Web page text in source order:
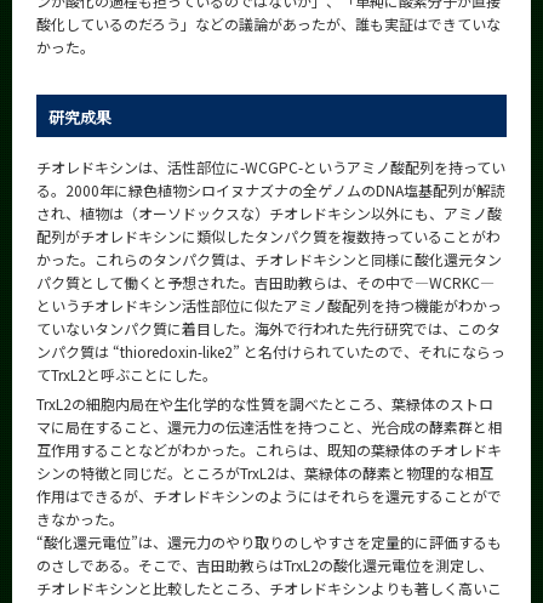
酸化しているのだろう」などの議論があったが、誰も実証はできていな
かった。
研究成果
チオレドキシンは、活性部位に-WCGPC-というアミノ酸配列を持ってい
る。2000年に緑色植物シロイヌナズナの全ゲノムのDNA塩基配列が解読
され、植物は（オーソドックスな）チオレドキシン以外にも、アミノ酸
配列がチオレドキシンに類似したタンパク質を複数持っていることがわ
かった。これらのタンパク質は、チオレドキシンと同様に酸化還元タン
パク質として働くと予想された。吉田助教らは、その中で―WCRKC―
というチオレドキシン活性部位に似たアミノ酸配列を持つ機能がわかっ
ていないタンパク質に着目した。海外で行われた先行研究では、このタ
ンパク質は “thioredoxin-like2” と名付けられていたので、それにならっ
てTrxL2と呼ぶことにした。
TrxL2の細胞内局在や生化学的な性質を調べたところ、葉緑体のストロ
マに局在すること、還元力の伝達活性を持つこと、光合成の酵素群と相
互作用することなどがわかった。これらは、既知の葉緑体のチオレドキ
シンの特徴と同じだ。ところがTrxL2は、葉緑体の酵素と物理的な相互
作用はできるが、チオレドキシンのようにはそれらを還元することがで
きなかった。
“酸化還元電位”は、還元力のやり取りのしやすさを定量的に評価するも
のさしである。そこで、吉田助教らはTrxL2の酸化還元電位を測定し、
チオレドキシンと比較したところ、チオレドキシンよりも著しく高いこ